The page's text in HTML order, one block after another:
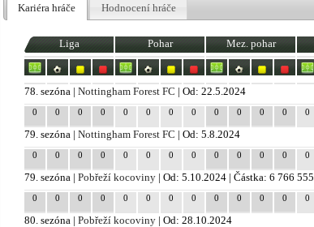
Kariéra hráče Hodnocení hráče
Liga Pohar Mez. pohar
78. sezóna |Nottingham Forest FC | Od: 22.5.2024
0 0 0 0 0 0 0 0 0 0 0 0 0
79. sezóna |Nottingham Forest FC | Od: 5.8.2024
0 0 0 0 0 0 0 0 0 0 0 0 0
79. sezóna |Pobřeží kocoviny | Od: 5.10.2024 | Částka: 6 766 555
0 0 0 0 0 0 0 0 0 0 0 0 0
80. sezóna |Pobřeží kocoviny | Od: 28.10.2024